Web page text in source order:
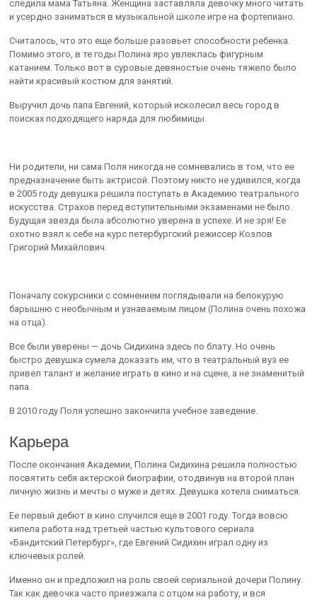
следила мама Татьяна. Женщина заставляла девочку много читать
и усердно заниматься в музыкальной школе игре на фортепиано.
Считалось, что это еще больше разовьет способности ребенка.
Помимо этого, в те годы Полина яро увлеклась фигурным
катанием. Только вот в суровые девяностые очень тяжело было
найти красивый костюм для занятий.
Выручил дочь папа Евгений, который исколесил весь город в
поисках подходящего наряда для любимицы.
Ни родители, ни сама Поля никогда не сомневались в том, что ее
предназначение быть актрисой. Поэтому никто не удивился, когда
в 2005 году девушка решила поступать в Академию театрального
искусства. Страхов перед вступительными экзаменами не было.
Будущая звезда была абсолютно уверена в успехе. И не зря! Ее
охотно взял к себе на курс петербургский режиссер Козлов
Григорий Михайлович.
Поначалу сокурсники с сомнением поглядывали на белокурую
барышню с необычным и узнаваемым лицом (Полина очень похожа
на отца).
Все были уверены — дочь Сидихина здесь по блату. Но очень
быстро девушка сумела доказать им, что в театральный вуз ее
привел талант и желание играть в кино и на сцене, а не знаменитый
папа.
В 2010 году Поля успешно закончила учебное заведение.
Карьера
После окончания Академии, Полина Сидихина решила полностью
посвятить себя актерской биографии, отодвинув на второй план
личную жизнь и мечты о муже и детях. Девушка хотела сниматься.
Ее первый дебют в кино случился еще в 2001 году. Тогда вовсю
кипела работа над третьей частью культового сериала
«Бандитский Петербург», где Евгений Сидихин играл одну из
ключевых ролей.
Именно он и предложил на роль своей сериальной дочери Полину.
Так как девочка часто приезжала с отцом на работу, и вся